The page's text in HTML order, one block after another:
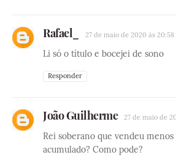
Rafael_ 27 de maio de 2020 às 20:58
Li só o título e bocejei de sono
Responder
João Guilherme 27 de maio de
Rei soberano que vendeu
acumulado? Como pode?